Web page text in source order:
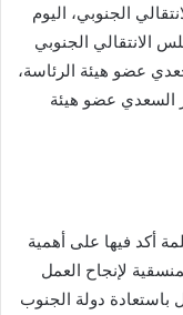
الجنوبي، اليوم
الانتقالي الجنوبي
عضو هيئة الرئاسة،
السعدي عضو هيئة
أكد فيها على أهمية
لإنجاح العمل
باستعادة دولة الجنوب